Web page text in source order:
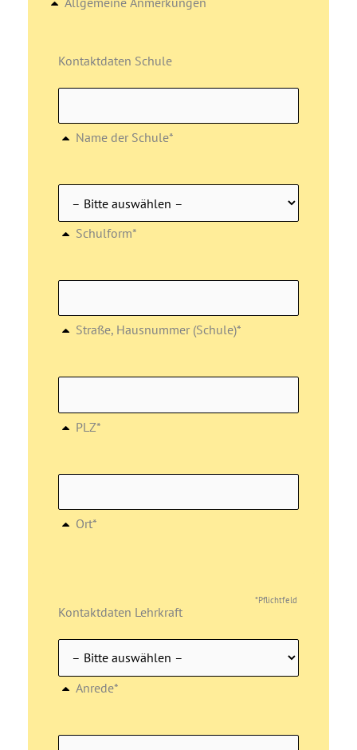
Kontaktdaten Schule
Name der Schule*
Schulform*
Straße, Hausnummer (Schule)*
PLZ*
Ort*
*Pflichtfeld
Kontaktdaten Lehrkraft
Anrede*